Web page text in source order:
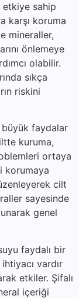
etkiye sahip
karşı koruma
mineraller,
önlemeye
olabilir.
sıkça
riskini
büyük faydalar
kuruma,
ortaya
korumaya
cilt
sayesinde
genel
faydalı bir
vardır
etkiler. Şifalı
içeriği